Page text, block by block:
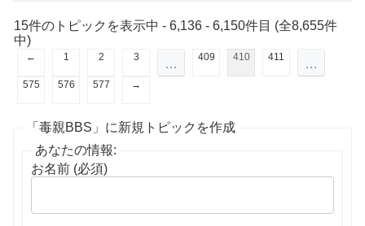
15件のトピックを表示中 - 6,136 - 6,150件目 (全8,655件
中)
← 1 2 3 … 409 410 411 …
575 576 577 →
「毒親BBS」に新規トピックを作成
あなたの情報:
お名前 (必須)